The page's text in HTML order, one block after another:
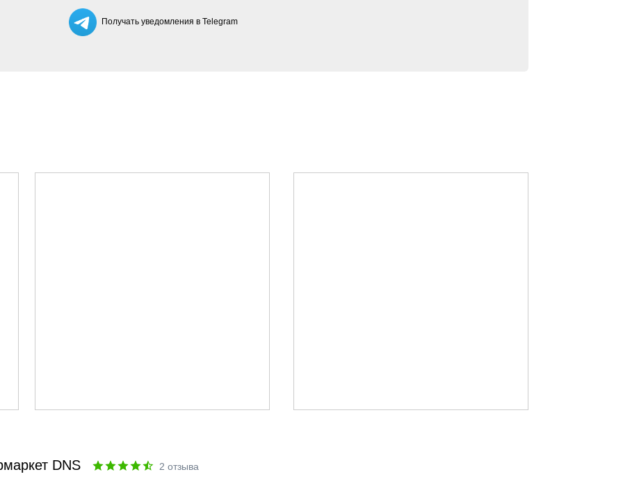
Получать уведомления в Telegram
DNS 2 отзыва